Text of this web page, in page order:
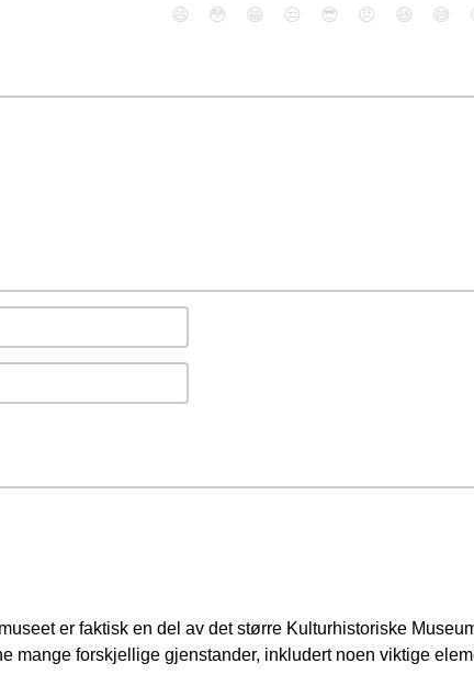
😄 😳 😁 😒 😎 😠 😆 😅
er faktisk en del av det større Kulturhistoriske
mange forskjellige gjenstander, inkludert noen viktige